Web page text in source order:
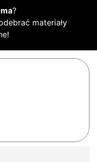
?
materiały